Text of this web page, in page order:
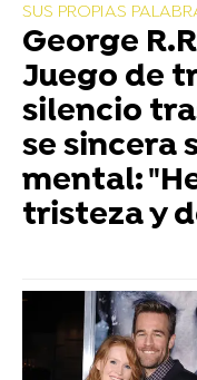
SUS PROPIAS
George
Juego de
silencio
se sincera
mental:
tristeza y